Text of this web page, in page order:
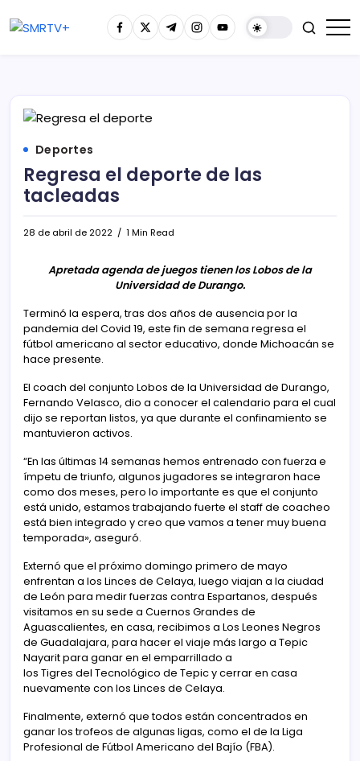
Deportes
Regresa el deporte de las
tacleadas
28 de abril de 2022 1 Min Read
Apretada agenda de juegos tienen los Lobos de la
Universidad de Durango.
Terminó la espera, tras dos años de ausencia por la
pandemia del Covid 19, este fin de semana regresa el
fútbol americano al sector educativo, donde Michoacán se
hace presente.
El coach del conjunto Lobos de la Universidad de Durango,
Fernando Velasco, dio a conocer el calendario para el cual
dijo se reportan listos, ya que durante el confinamiento se
mantuvieron activos.
“En las últimas 14 semanas hemos entrenado con fuerza e
ímpetu de triunfo, algunos jugadores se integraron hace
como dos meses, pero lo importante es que el conjunto
está unido, estamos trabajando fuerte el staff de coacheo
está bien integrado y creo que vamos a tener muy buena
temporada», aseguró.
Externó que el próximo domingo primero de mayo
enfrentan a los Linces de Celaya, luego viajan a la ciudad
de León para medir fuerzas contra Espartanos, después
visitamos en su sede a Cuernos Grandes de
Aguascalientes, en casa, recibimos a Los Leones Negros
de Guadalajara, para hacer el viaje más largo a Tepic
Nayarit para ganar en el emparrillado a
los Tigres del Tecnológico de Tepic y cerrar en casa
nuevamente con los Linces de Celaya.
Finalmente, externó que todos están concentrados en
ganar los trofeos de algunas ligas, como el de la Liga
Profesional de Fútbol Americano del Bajío (FBA).